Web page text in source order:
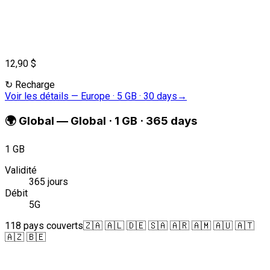
12,90 $
↻ Recharge
Voir les détails — Europe · 5 GB · 30 days →
🌍 Global — Global · 1 GB · 365 days
1 GB
Validité
365 jours
Débit
5G
118 pays couverts🇿🇦 🇦🇱 🇩🇪 🇸🇦 🇦🇷 🇦🇲 🇦🇺 🇦🇹
🇦🇿 🇧🇪